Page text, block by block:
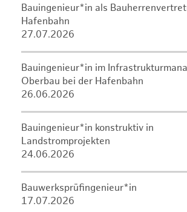
Bauingenieur*in als
Hafenbahn
27.07.2026
Bauingenieur*in im
Oberbau bei der Hafenbahn
26.06.2026
Bauingenieur*in konstruktiv in
Landstromprojekten
24.06.2026
Bauwerksprüfingenieur*in
17.07.2026